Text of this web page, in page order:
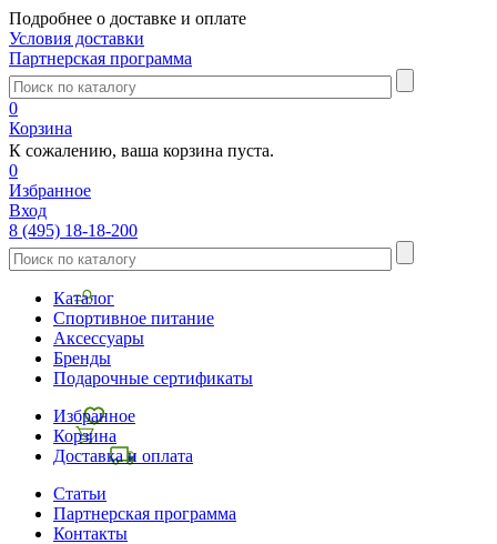
Подробнее о доставке и оплате
Условия доставки
Партнерская программа
0
Корзина
К сожалению, ваша корзина пуста.
0
Избранное
Вход
8 (495) 18-18-200
Каталог
Спортивное питание
Аксессуары
Бренды
Подарочные сертификаты
Избранное
Корзина
Доставка и оплата
Статьи
Партнерская программа
Контакты